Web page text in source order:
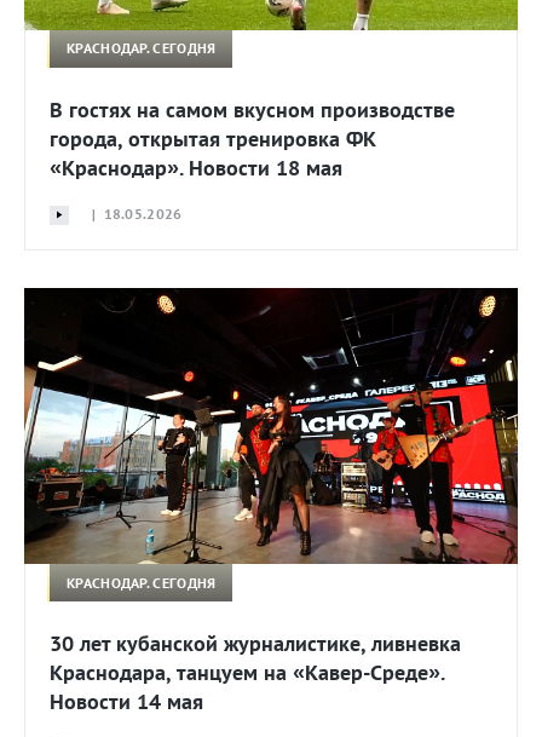
КРАСНОДАР. СЕГОДНЯ
В гостях на самом вкусном производстве
города, открытая тренировка ФК
«Краснодар». Новости 18 мая
| 18.05.2026
КРАСНОДАР. СЕГОДНЯ
30 лет кубанской журналистике, ливневка
Краснодара, танцуем на «Кавер-Среде».
Новости 14 мая